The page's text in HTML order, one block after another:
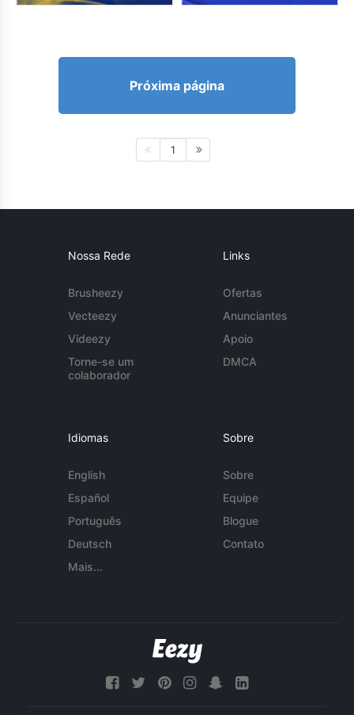
Próxima página
1
Nossa Rede
Brusheezy
Vecteezy
Videezy
Torne-se um
colaborador
Links
Ofertas
Anunciantes
Apoio
DMCA
Idiomas
English
Español
Português
Deutsch
Mais...
Sobre
Sobre
Equipe
Blogue
Contato